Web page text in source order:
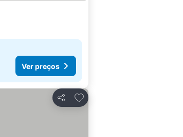
Ver preços
Partilhar
Adicionar aos favoritos